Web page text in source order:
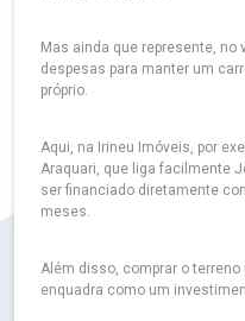
Mas ainda que represente, no
despesas para manter um
próprio.
Aqui, na Irineu Imóveis, por
Araquari, que liga facilmente
ser financiado diretamente
meses.
Além disso, comprar o
enquadra como um